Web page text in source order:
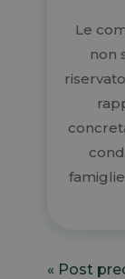
Le
non
« Post